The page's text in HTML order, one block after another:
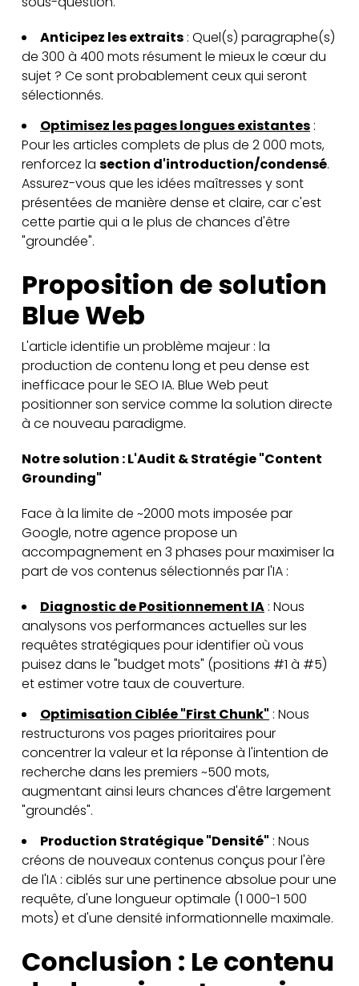
Anticipez les extraits : Quel(s) paragraphe(s)
de 300 à 400 mots résument le mieux le cœur du
sujet ? Ce sont probablement ceux qui seront
sélectionnés.
Optimisez les pages longues existantes :
Pour les articles complets de plus de 2 000 mots,
renforcez la section d'introduction/condensé.
Assurez-vous que les idées maîtresses y sont
présentées de manière dense et claire, car c'est
cette partie qui a le plus de chances d'être
"groundée".
Proposition de solution
Blue Web
L'article identifie un problème majeur : la
production de contenu long et peu dense est
inefficace pour le SEO IA. Blue Web peut
positionner son service comme la solution directe
à ce nouveau paradigme.
Notre solution : L'Audit & Stratégie "Content
Grounding"
Face à la limite de ~2000 mots imposée par
Google, notre agence propose un
accompagnement en 3 phases pour maximiser la
part de vos contenus sélectionnés par l'IA :
Diagnostic de Positionnement IA : Nous
analysons vos performances actuelles sur les
requêtes stratégiques pour identifier où vous
puisez dans le "budget mots" (positions #1 à #5)
et estimer votre taux de couverture.
Optimisation Ciblée "First Chunk" : Nous
restructurons vos pages prioritaires pour
concentrer la valeur et la réponse à l'intention de
recherche dans les premiers ~500 mots,
augmentant ainsi leurs chances d'être largement
"groundés".
Production Stratégique "Densité" : Nous
créons de nouveaux contenus conçus pour l'ère
de l'IA : ciblés sur une pertinence absolue pour une
requête, d'une longueur optimale (1 000-1 500
mots) et d'une densité informationnelle maximale.
Conclusion : Le contenu